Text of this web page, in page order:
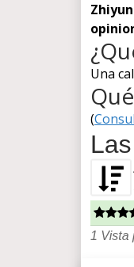
Una
(